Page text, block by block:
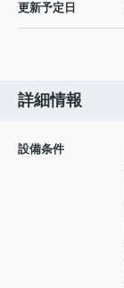
更新予定日
詳細情報
設備条件